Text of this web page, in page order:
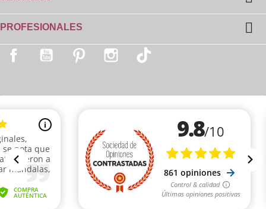
PROFESIONALES 
Facebook YouTube Pinterest Instagram